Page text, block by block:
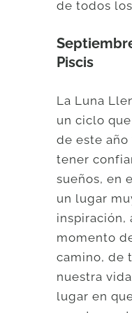
de todos
Piscis
La Luna
un ciclo
de este año
tener
sueños, en
un lugar
inspiración,
momento
camino, de
nuestra
lugar en